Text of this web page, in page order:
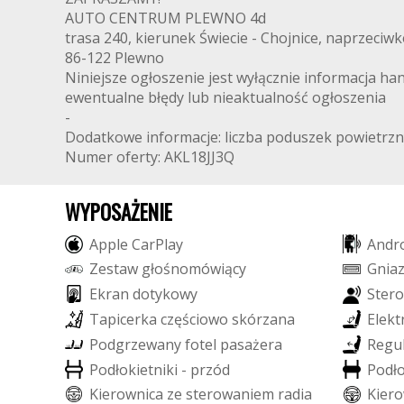
AUTO CENTRUM PLEWNO 4d
trasa 240, kierunek Świecie - Chojnice,
86-122 Plewno
Niniejsze ogłoszenie jest wyłącznie informacja
ewentualne błędy lub nieaktualność ogłoszenia
-
Dodatkowe informacje: liczba poduszek
Numer oferty: AKL18JJ3Q
WYPOSAŻENIE
Apple CarPlay Andr
Zestaw głośnomówiący Gniaz
Ekran dotykowy Stero
Tapicerka częściowo skórzana Elekt
Podgrzewanyfotel pasażera Regul
Podłokietniki - przód Podło
Kierownica ze sterowaniem radia Kiero